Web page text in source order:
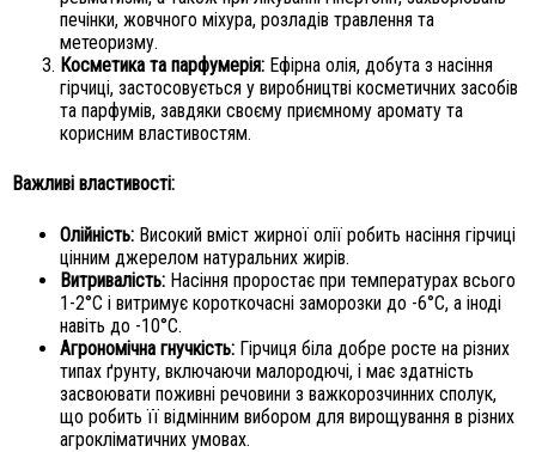
печінки, жовчного міхура, розладів травлення та
метеоризму.
Косметика та парфумерія: Ефірна олія, добута з насіння
гірчиці, застосовується у виробництві косметичних засобів
та парфумів, завдяки своєму приємному аромату та
корисним властивостям.
Важливі властивості:
Олійність: Високий вміст жирної олії робить насіння гірчиці
цінним джерелом натуральних жирів.
Витривалість: Насіння проростає при температурах всього
1-2°С і витримує короткочасні заморозки до -6°С, а іноді
навіть до -10°С.
Агрономічна гнучкість: Гірчиця біла добре росте на різних
типах ґрунту, включаючи малородючі, і має здатність
засвоювати поживні речовини з важкорозчинних сполук,
що робить її відмінним вибором для вирощування в різних
агрокліматичних умовах.